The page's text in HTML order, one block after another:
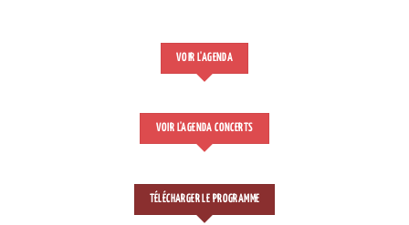
VOIR L'AGENDA
VOIR L'AGENDA CONCERTS
TÉLÉCHARGER LE PROGRAMME